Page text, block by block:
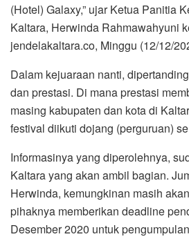
(Hotel) Galaxy,” ujar Ketua Panitia
Kaltara, Herwinda Rahmawahyuni
jendelakaltara.co, Minggu (12/12/
Dalam kejuaraan nanti,
dan prestasi. Di mana prestasi
masing kabupaten dan kota di
festival diikuti dojang (perguruan)
Informasinya yang diperolehnya,
Kaltara yang akan ambil bagian.
Herwinda, kemungkinan masih
pihaknya memberikan deadline
Desember 2020 untuk